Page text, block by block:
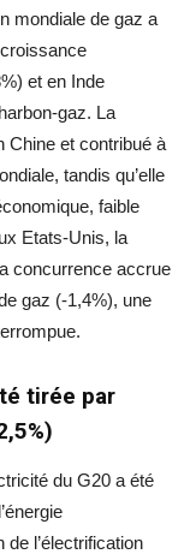
mondiale de gaz a
et en Inde
gaz. La
Chine et contribué à
tandis qu’elle
faible
Etats-Unis, la
concurrence accrue
gaz (-1,4%), une
tirée par
du G20 a été
l’électrification